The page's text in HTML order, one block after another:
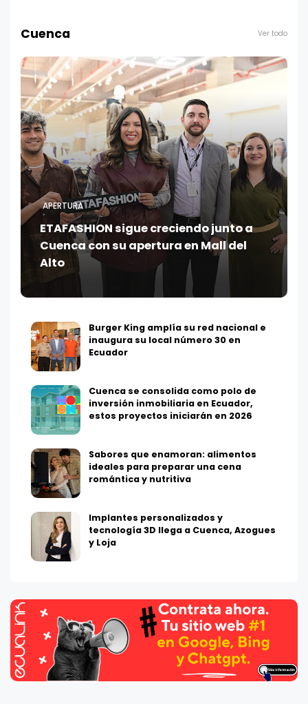
Cuenca Ver todo
APERTURA
ETAFASHION sigue creciendo junto a
Cuenca con su apertura en Mall del
Alto
Burger King amplía su red nacional e
inaugura su local número 30 en
Ecuador
Cuenca se consolida como polo de
inversión inmobiliaria en Ecuador,
estos proyectos iniciarán en 2026
Sabores que enamoran: alimentos
ideales para preparar una cena
romántica y nutritiva
Implantes personalizados y
tecnología 3D llega a Cuenca, Azogues
y Loja